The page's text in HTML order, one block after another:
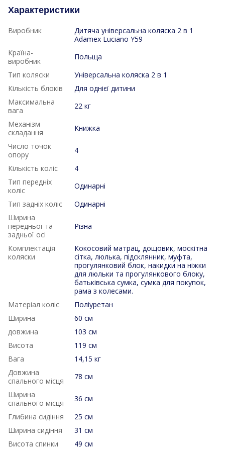
Характеристики
Виробник
Дитяча універсальна коляска 2 в 1
Adamex Luciano Y59
Країна-
виробник
Польща
Тип коляски
Універсальна коляска 2 в 1
Кількість блоків
Для однієї дитини
Максимальна
вага
22 кг
Механізм
складання
Книжка
Число точок
опору
4
Кількість коліс
4
Тип передніх
коліс
Одинарні
Тип задніх коліс
Одинарні
Ширина
передньої та
задньої осі
Різна
Комплектація
коляски
Кокосовий матрац, дощовик, москітна
сітка, люлька, підсклянник, муфта,
прогулянковий блок, накидки на ніжки
для люльки та прогулянкового блоку,
батьківська сумка, сумка для покупок,
рама з колесами.
Матеріал коліс
Поліуретан
Ширина
60 см
довжина
103 см
Висота
119 см
Вага
14,15 кг
Довжина
спального місця
78 см
Ширина
спального місця
36 см
Глибина сидіння
25 см
Ширина сидіння
31 см
Висота спинки
49 см